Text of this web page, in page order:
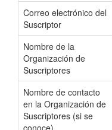
Correo electrónico del
Suscriptor
Nombre de la
Organización de
Suscriptores
Nombre de contacto
en la Organización de
Suscriptores (si se